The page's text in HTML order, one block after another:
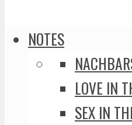
NOTES
LOVE IN
SEX IN